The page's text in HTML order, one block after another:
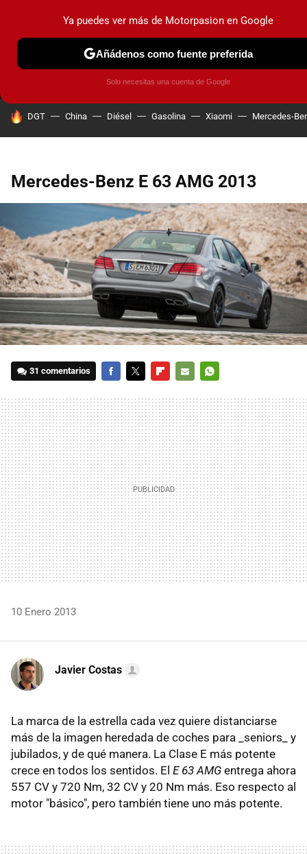
MENÚ NUEVO
COCHES ELÉCTRICOS OBSERVATORIO
HOY SE HABLA DE
DGT China Diésel Gasolina Xiaomi Mercedes-
Mercedes-Benz E 63 AMG 2013
31 comentarios
MAIL
10 Enero 2013
Javier Costas
La marca de la estrella cada vez quiere distanciarse
más de la imagen heredada de coches para _seniors_ y
jubilados, y de qué manera. La Clase E más potente
crece en todos los sentidos. El E 63 AMG entrega ahora
557 CV y 720 Nm, 32 CV y 20 Nm más. Eso respecto al
motor "básico", pero también tiene uno más potente.
Ya puedes ver más de Motorpasion en Google
Añádenos como fuente preferida
Solo necesitas una cuenta de Google